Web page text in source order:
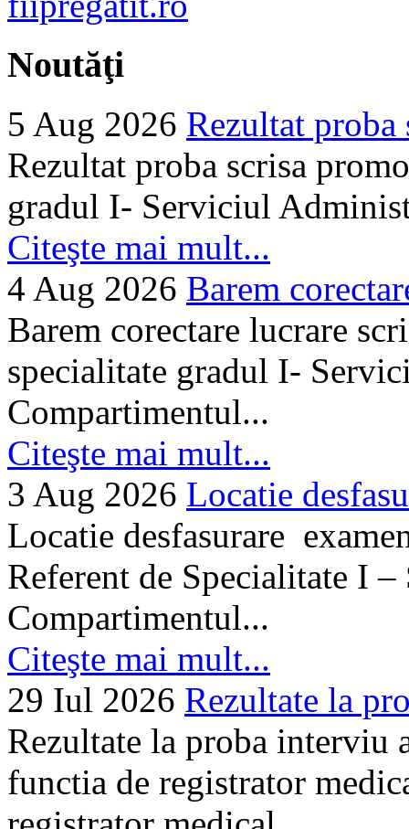
Noutăţi
5 Aug 2026 Rezultat proba
Rezultat proba scrisa
gradul I- Serviciul
Citeşte mai mult...
4 Aug 2026 Barem
Barem corectare lucrare
specialitate gradul I-
Compartimentul...
Citeşte mai mult...
3 Aug 2026 Locatie
Locatie desfasurare
Referent de Specialitate I
Compartimentul...
Citeşte mai mult...
29 Iul 2026 Rezultate la
Rezultate la proba interviu
functia de registrator